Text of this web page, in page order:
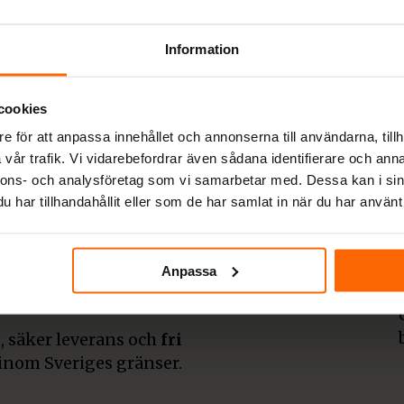
Information
för att anpassa innehållet och annonserna till användarna,
trafik. Vi vidarebefordrar även sådana identifierare och
och analysföretag som vi samarbetar med. Dessa kan i
har tillhandahållit eller som de har samlat in när du har
Anpassa
av
och klassiska
etablerade
bästa priser. Även
fri frakt.
vare er kunder
och smalspisar för
leverans och fri
Sveriges gränser.